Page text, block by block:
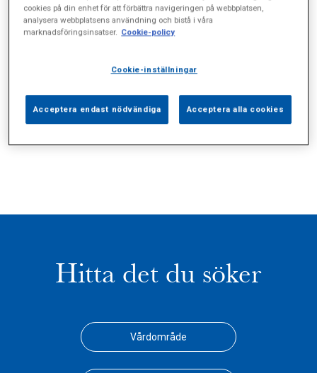
Vårdgivare (0)
Hitta det du söker
Vårdområde
cookies på din enhet för att förbättra navigeringen på webbplatsen,
analysera webbplatsens användning och bistå i våra
marknadsföringsinsatser. Cookie-policy
Cookie-inställningar
Acceptera endast nödvändiga Acceptera alla cookies